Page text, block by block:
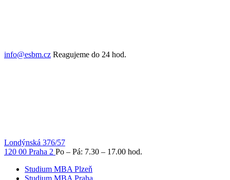
info@esbm.cz Reagujeme do 24 hod.
Londýnská 376/57
120 00 Praha 2 Po – Pá: 7.30 – 17.00 hod.
Studium MBA Plzeň
Studium MBA Praha